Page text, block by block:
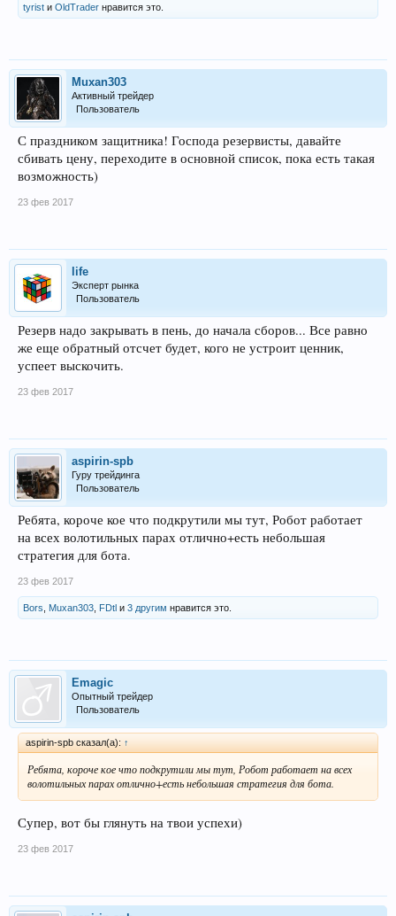
tyrist и OldTrader нравится это.
Muxan303
Активный трейдер
Пользователь
С праздником защитника! Господа резервисты, давайте
сбивать цену, переходите в основной список, пока есть такая
возможность)
23 фев 2017
life
Эксперт рынка
Пользователь
Резерв надо закрывать в пень, до начала сборов... Все равно
же еще обратный отсчет будет, кого не устроит ценник,
успеет выскочить.
23 фев 2017
aspirin-spb
Гуру трейдинга
Пользователь
Ребята, короче кое что подкрутили мы тут, Робот работает
на всех волотильных парах отлично+есть небольшая
стратегия для бота.
23 фев 2017
Bors Muxan303 FDtl и 3 другим нравится это.
Emagic
Опытный трейдер
Пользователь
aspirin-spb сказал(а): ↑
Ребята, короче кое что подкрутили мы тут, Робот работает на всех
волотильных парах отлично+есть небольшая стратегия для бота.
Супер, вот бы глянуть на твои успехи)
23 фев 2017